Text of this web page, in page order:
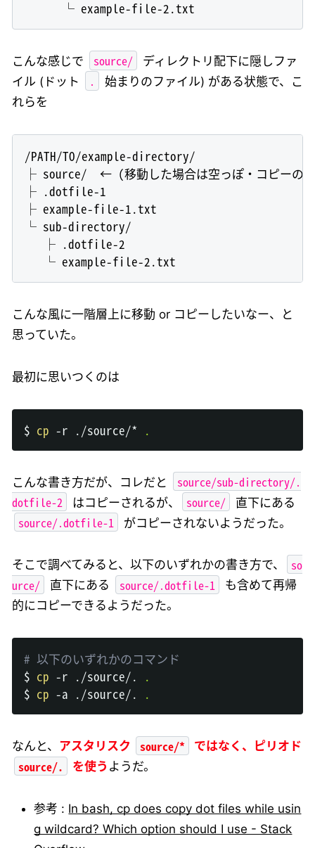
こんな感じで source/
ディレクトリ配下に隠しファ
イル (ドット
.
始まりのファイル) がある状態で、こ
れらを
/PATH/TO/example-directory/
├ source/  ← (移動した場合は空っぽ・コピーの
├ .dotfile-1
├ example-file-1.txt
└ sub-directory/
   ├ .dotfile-2
こんな風に一階層上に移動 or コピーしたいなー、と
思っていた。
最初に思いつくのは
$ cp -r ./source/* .
こんな書き方だが、コレだと
source/sub-directory/.
dotfile-2
はコピーされるが、 source/ 直下にある
source/.dotfile-1 がコピーされないようだった。
そこで調べてみると、以下のいずれかの書き方で、
so
urce/
直下にある source/.dotfile-1
も含めて再帰
的にコピーできるようだった。
# 以下のいずれかのコマンド
$ cp -r ./source/. .
$ cp -a ./source/. .
なんと、 アスタリスク source/* ではなく、ピリオド
source/. を使う ようだ。
参考 : In bash, cp does copy dot files while usin
g wildcard? Which option should I use - Stack